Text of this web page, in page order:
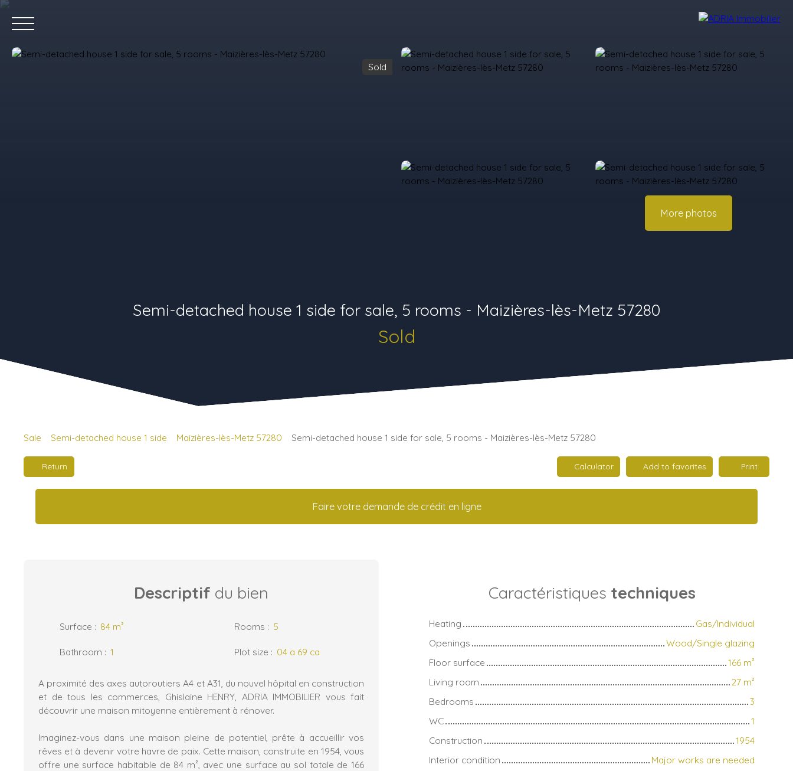
Sold
More photos
Semi-detached house 1 side for sale, 5 rooms - Maizières-lès-Metz 57280
Sold
Sale Semi-detached house 1 side Maizières-lès-Metz 57280 Semi-detached house 1 side for sale, 5 rooms - Maizières-lès-Metz 57280
Return Calculator Add to favorites Print
Faire votre demande de crédit en ligne
Descriptif du bien
Surface : 84 m² Rooms : 5
Bathroom : 1 Plot size : 04 a 69 ca
A proximité des axes autoroutiers A4 et A31, du nouvel hôpital en construction
et de tous les commerces, Ghislaine HENRY, ADRIA IMMOBILIER vous fait
découvrir une maison mitoyenne entièrement à rénover.
Imaginez-vous dans une maison pleine de potentiel, prête à accueillir vos
rêves et à devenir votre havre de paix. Cette maison, construite en 1954, vous
offre une surface habitable de 84 m², avec une surface au sol totale de 166
Caractéristiques techniques
Heating
Gas/Individual
Openings
Wood/Single glazing
Floor surface
166 m²
Living room
27 m²
Bedrooms
3
WC
1
Construction
1954
Interior condition
Major works are needed